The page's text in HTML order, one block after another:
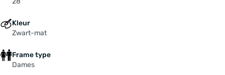
Kleur
Zwart-mat
Frame type
Dames